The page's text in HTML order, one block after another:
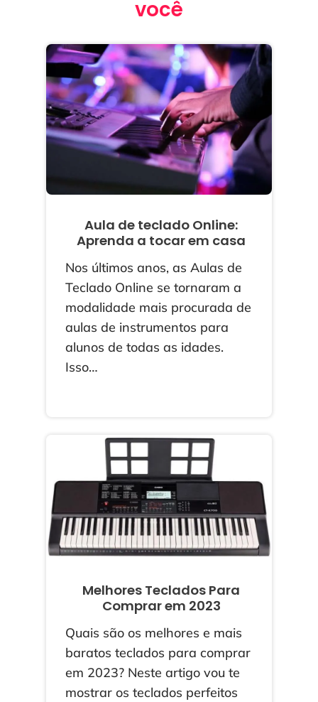
você
Aula de teclado Online:
Aprenda a tocar em casa
Nos últimos anos, as Aulas de
Teclado Online se tornaram a
modalidade mais procurada de
aulas de instrumentos para
alunos de todas as idades.
Isso…
Melhores Teclados Para
Comprar em 2023
Quais são os melhores e mais
baratos teclados para comprar
em 2023? Neste artigo vou te
mostrar os teclados perfeitos